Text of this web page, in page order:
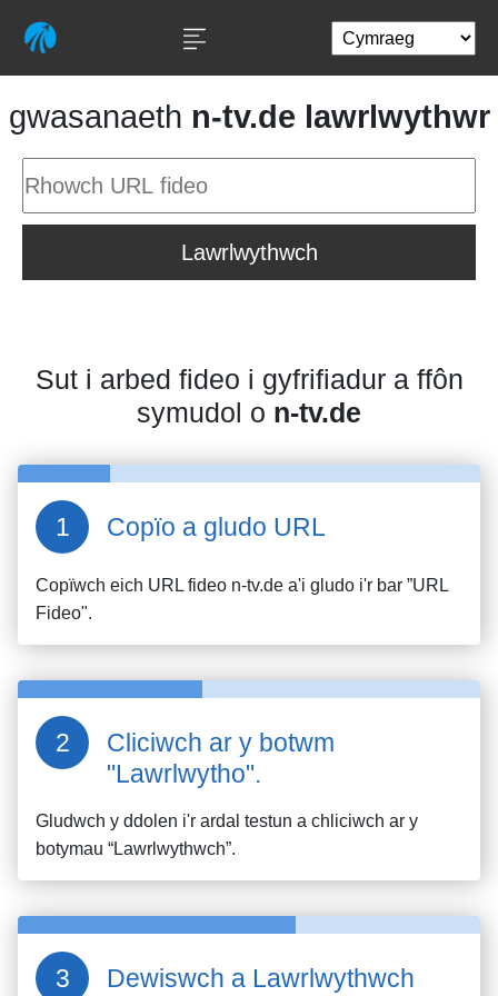
gwasanaeth n-tv.de lawrlwythwr
Lawrlwythwch
Sut i arbed fideo i gyfrifiadur a ffôn
symudol o n-tv.de
Copïo a gludo URL
Copïwch eich URL fideo n-tv.de a'i gludo i'r bar ”URL
Fideo".
Cliciwch ar y botwm
"Lawrlwytho".
Gludwch y ddolen i'r ardal testun a chliciwch ar y
botymau “Lawrlwythwch”.
Dewiswch a Lawrlwythwch